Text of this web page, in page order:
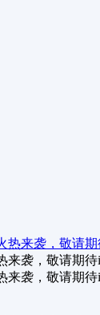
来袭，敬请期待
来袭，敬请期待